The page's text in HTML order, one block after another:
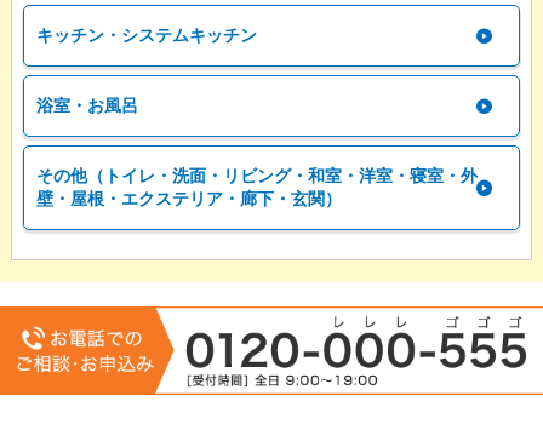
キッチン・システムキッチン
浴室・お風呂
その他（トイレ・洗面・リビング・和室・洋室・寝室・外
壁・屋根・エクステリア・廊下・玄関）